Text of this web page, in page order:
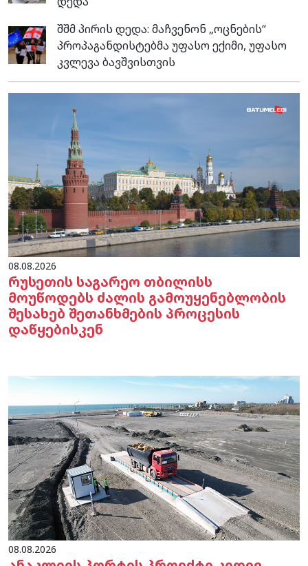
შშმ პირის დედა: მაჩვენონ „ოცნების“
პროპაგანდისტებმა უფასო ექიმი, უფასო
კვლევა ბავშვისთვის
08.08.2026
რუსეთის საგარეო თბილისს
მოუწოდებს ძალის გამოუყენებლობის
შესახებ შეთანხმების პროცესის
დაწყებისკენ
08.08.2026